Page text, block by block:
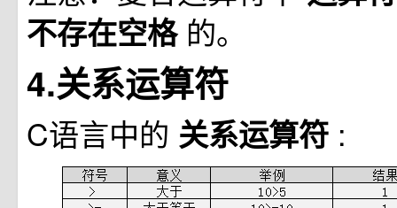
不存在空格 的。
4.关系运算符
C语言中的 关系运算符 :